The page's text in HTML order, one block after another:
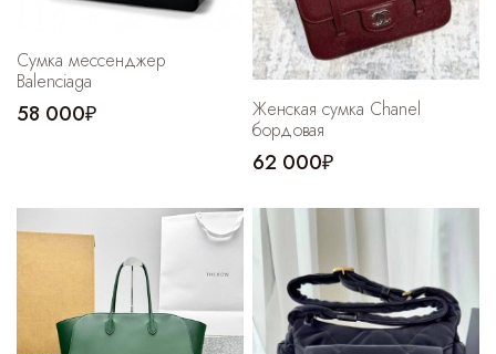
Сумка мессенджер
Balenciaga
58 000₽
Женская сумка Chanel
бордовая
62 000₽